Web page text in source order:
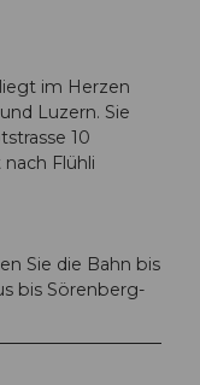
im Herzen
Luzern. Sie
10
Flühli
Sie die Bahn bis
bis Sörenberg-